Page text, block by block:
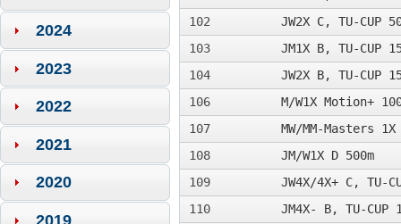
2024
2023
2022
2021
2020
2019
102
JW2X C, TU-CUP
103
JM1X B, TU-CUP
104
JW2X B, TU-CUP
106
M/W1X Motion+
107
MW/MM-Masters 1X
108
JM/W1X D 500m­
109
JW4X/4X+ C, TU-
110
JM4X- B, TU-CUP